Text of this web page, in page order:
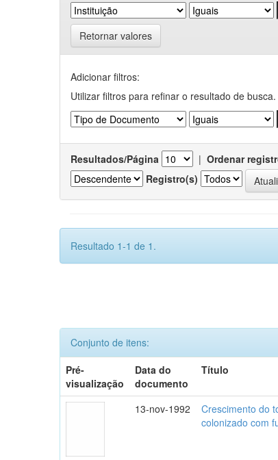
Retornar valores
Adicionar filtros:
Utilizar filtros para refinar o resultado de busca.
Resultados/Página | Ordenar
Registro(s)
Resultado 1-1 de 1.
Conjunto de itens:
Pré-
visualização
Data do
documento
Título
13-nov-1992
Crescimento do
colonizado com